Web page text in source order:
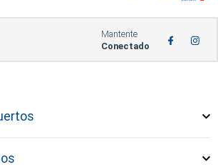
Mantente
Conectado